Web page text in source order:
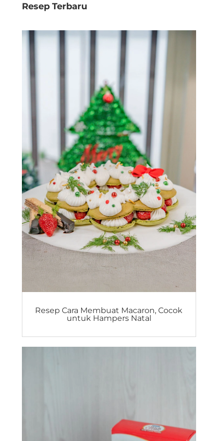
Resep Terbaru
Resep Cara Membuat Macaron, Cocok
untuk Hampers Natal